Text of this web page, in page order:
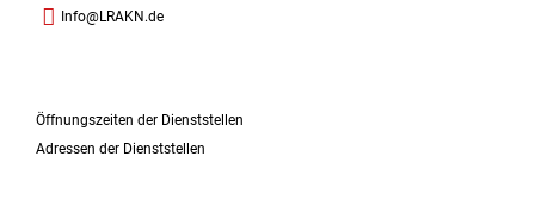
Info@LRAKN.de
Öffnungszeiten der Dienststellen
Adressen der Dienststellen